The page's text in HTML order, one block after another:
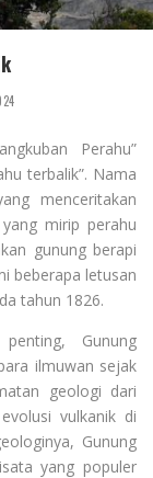
Perahu”
terbalik”. Nama
menceritakan
mirip perahu
gunung berapi
beberapa letusan
tahun 1826.
Gunung
ilmuwan sejak
geologi dari
vulkanik di
Gunung
yang populer